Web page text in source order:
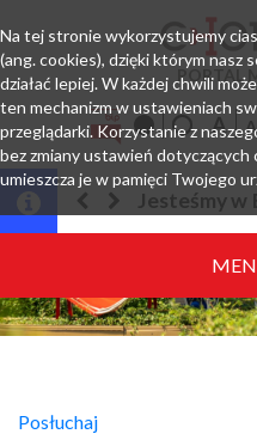
PORTAL
Jesteśmy w
Posłuchaj
Na tej stronie wykorzystujemy
(ang. cookies), dzięki którym nasz
działać lepiej. W każdej chwili
ten mechanizm w ustawieniach
przeglądarki. Korzystanie z
bez zmiany ustawień dotyczących
umieszcza je w pamięci Twojego